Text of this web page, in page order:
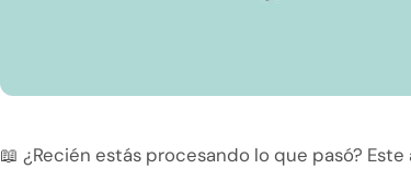
📖 ¿Recién estás procesando lo que pasó?